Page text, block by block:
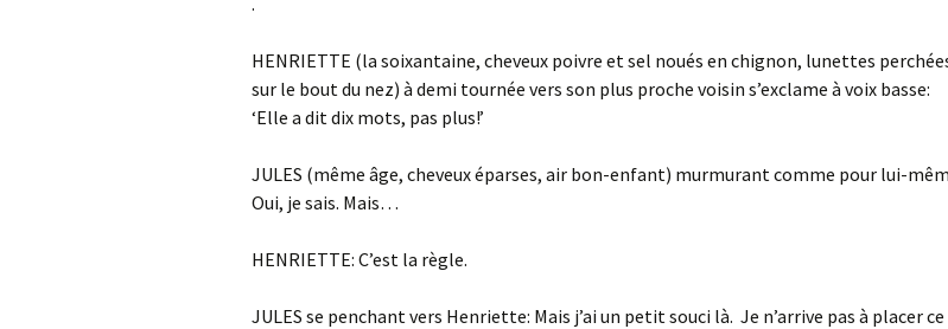
HENRIETTE (la soixantaine, cheveux poivre et sel noués en chignon, lunettes
sur le bout du nez) à demi tournée vers son plus proche voisin s’exclame à voix basse:
‘Elle a dit dix mots, pas plus!’
JULES (même âge, cheveux éparses, air bon-enfant) murmurant comme pour lui-
Oui, je sais. Mais…
HENRIETTE: C’est la règle.
JULES se penchant vers Henriette: Mais j’ai un petit souci là. Je n’arrive pas à placer ce